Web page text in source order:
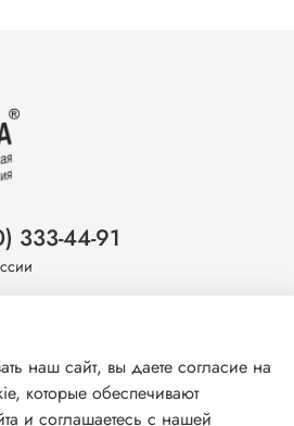
333-44-91
наш сайт, вы даете согласие на
которые обеспечивают
и соглашаетесь с нашей